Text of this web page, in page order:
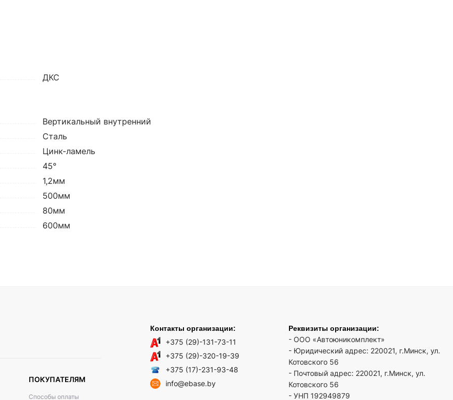
ДКС
Вертикальный внутренний
Сталь
Цинк-ламель
45°
1,2мм
500мм
80мм
600мм
ПОКУПАТЕЛЯМ
Способы оплаты
Контакты организации:
+375 (29)-131-73-11
+375 (29)-320-19-39
+375 (17)-231-93-48
info@ebase.by
Реквизиты организации:
- ООО «Автоюникомплект»
- Юридический адрес: 220021, г.Минск, ул.
Котовского 56
- Почтовый адрес: 220021, г.Минск, ул.
Котовского 56
- УНП 192949879